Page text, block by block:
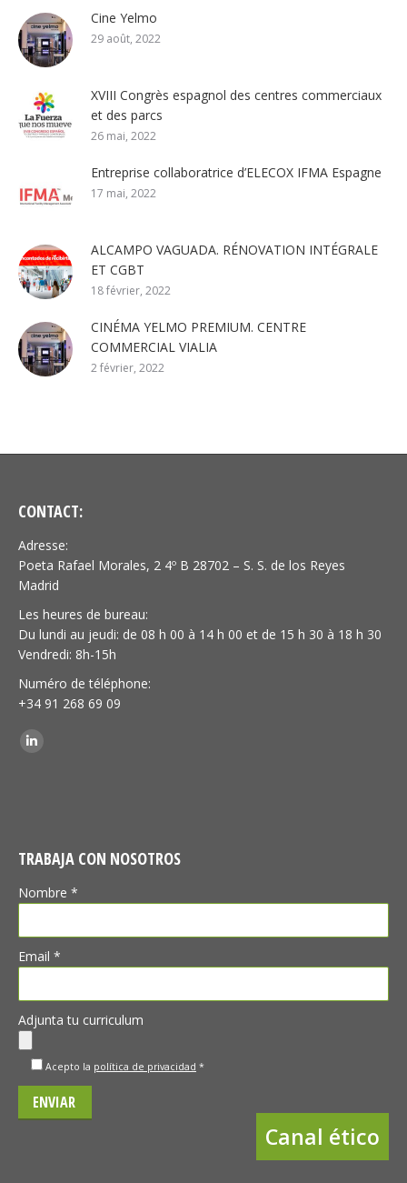
Cine Yelmo
29 août, 2022
XVIII Congrès espagnol des centres commerciaux
et des parcs
26 mai, 2022
Entreprise collaboratrice d’ELECOX IFMA Espagne
17 mai, 2022
ALCAMPO VAGUADA. RÉNOVATION INTÉGRALE
ET CGBT
18 février, 2022
CINÉMA YELMO PREMIUM. CENTRE
COMMERCIAL VIALIA
2 février, 2022
CONTACT:
Adresse:
Poeta Rafael Morales, 2 4º B 28702 – S. S. de los Reyes
Madrid
Les heures de bureau:
Du lundi au jeudi: de 08 h 00 à 14 h 00 et de 15 h 30 à 18 h 30
Vendredi: 8h-15h
Numéro de téléphone:
+34 91 268 69 09
Trouvez nous sur :
LinkedIn
TRABAJA CON NOSOTROS
Nombre *
Email *
Adjunta tu curriculum
Acepto la política de privacidad *
Canal ético